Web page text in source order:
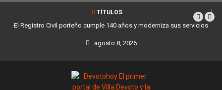
TÍTULOS
El Registro Civil porteño cumple 140 años y moderniza sus servicios
agosto 8, 2026